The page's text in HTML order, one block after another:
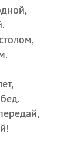
сил
РФ
,Иван